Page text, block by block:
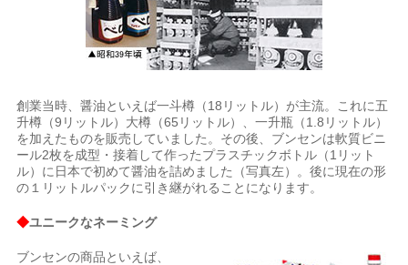
創業当時、醤油といえば一斗樽（18リットル）が主流。これに五
升樽（9リットル）大樽（65リットル）、一升瓶（1.8リットル）
を加えたものを販売していました。その後、ブンセンは軟質ビニ
ール2枚を成型・接着して作ったプラスチックボトル（1リット
ル）に日本で初めて醤油を詰めました（写真左）。後に現在の形
の１リットルパックに引き継がれることになります。
◆ユニークなネーミング
ブンセンの商品といえば、